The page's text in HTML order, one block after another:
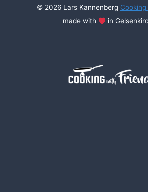
SORBET
© 2026 Lars Kannenberg
made with
in